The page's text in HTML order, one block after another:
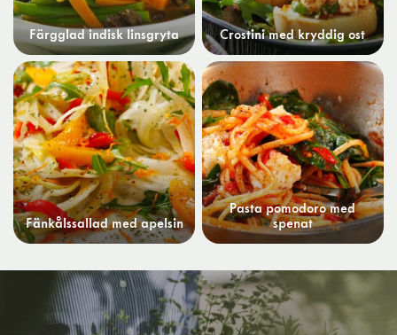
Färgglad indisk linsgryta Crostini med kryddig ost
Fänkålssallad med apelsin
Pasta pomodoro med
spenat